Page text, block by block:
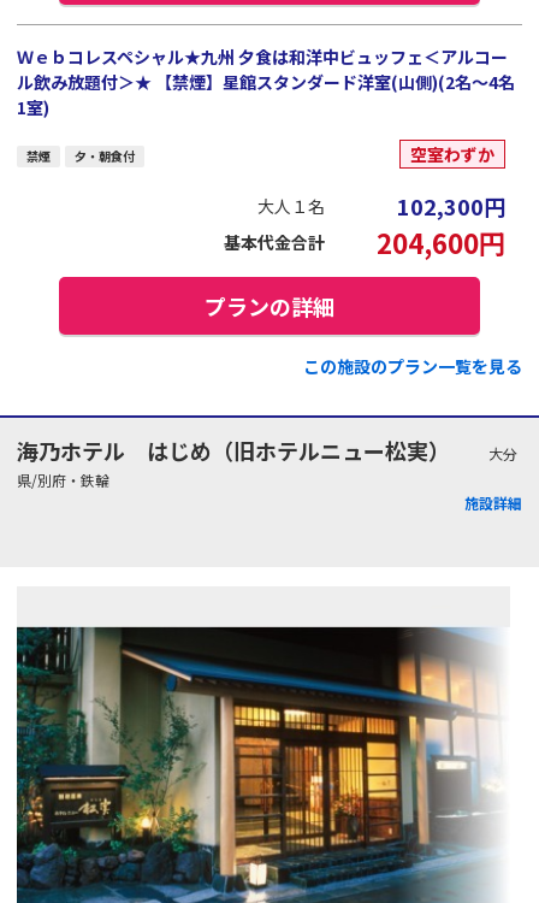
Ｗｅｂコレスペシャル★九州 夕食は和洋中ビュッフェ＜アルコー
ル飲み放題付＞★ 【禁煙】星館スタンダード洋室(山側)(2名～4名
1室)
禁煙 夕・朝食付 空室わずか
大人１名 102,300円
基本代金合計 204,600円
プランの詳細
この施設のプラン一覧を見る
海乃ホテル はじめ（旧ホテルニュー松実）
大分
県/別府・鉄輪
施設詳細